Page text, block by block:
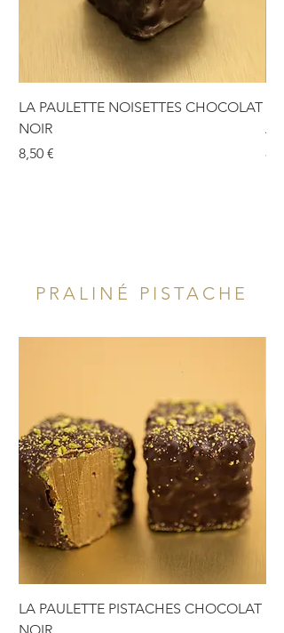
LA PAULETTE NOISETTES CHOCOLAT
NOIR
Prix
8,50 €
Prix
PRALINÉ PISTACHE
LA PAULETTE PISTACHES CHOCOLAT